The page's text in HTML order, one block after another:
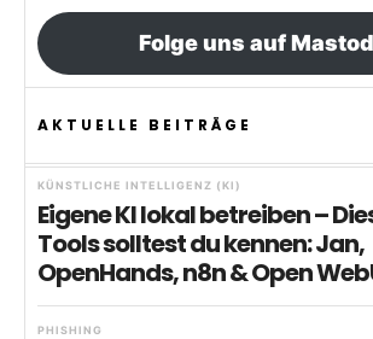
Folge uns auf
AKTUELLE BEITRÄGE
KÜNSTLICHE INTELLIGENZ (KI)
Eigene KI lokal betreiben –
Tools solltest du kennen: Jan,
OpenHands, n8n & Open
PHISHING